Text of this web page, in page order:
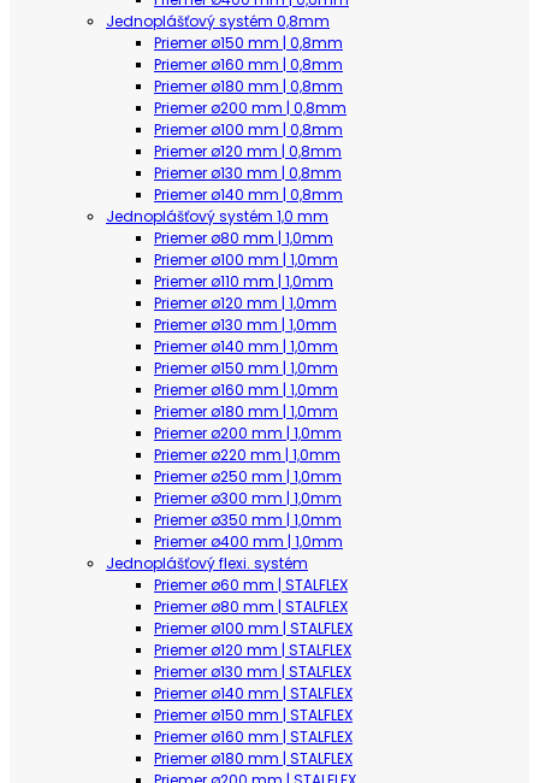
Jednoplášťový systém 0,8mm
Priemer ø150 mm | 0,8mm
Priemer ø160 mm | 0,8mm
Priemer ø180 mm | 0,8mm
Priemer ø200 mm | 0,8mm
Priemer ø100 mm | 0,8mm
Priemer ø120 mm | 0,8mm
Priemer ø130 mm | 0,8mm
Priemer ø140 mm | 0,8mm
Jednoplášťový systém 1,0 mm
Priemer ø80 mm | 1,0mm
Priemer ø100 mm | 1,0mm
Priemer ø110 mm | 1,0mm
Priemer ø120 mm | 1,0mm
Priemer ø130 mm | 1,0mm
Priemer ø140 mm | 1,0mm
Priemer ø150 mm | 1,0mm
Priemer ø160 mm | 1,0mm
Priemer ø180 mm | 1,0mm
Priemer ø200 mm | 1,0mm
Priemer ø220 mm | 1,0mm
Priemer ø250 mm | 1,0mm
Priemer ø300 mm | 1,0mm
Priemer ø350 mm | 1,0mm
Priemer ø400 mm | 1,0mm
Jednoplášťový flexi. systém
Priemer ø60 mm | STALFLEX
Priemer ø80 mm | STALFLEX
Priemer ø100 mm | STALFLEX
Priemer ø120 mm | STALFLEX
Priemer ø130 mm | STALFLEX
Priemer ø140 mm | STALFLEX
Priemer ø150 mm | STALFLEX
Priemer ø160 mm | STALFLEX
Priemer ø180 mm | STALFLEX